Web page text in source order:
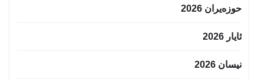
حوزه‌یران 2026
ئایار 2026
نیسان 2026